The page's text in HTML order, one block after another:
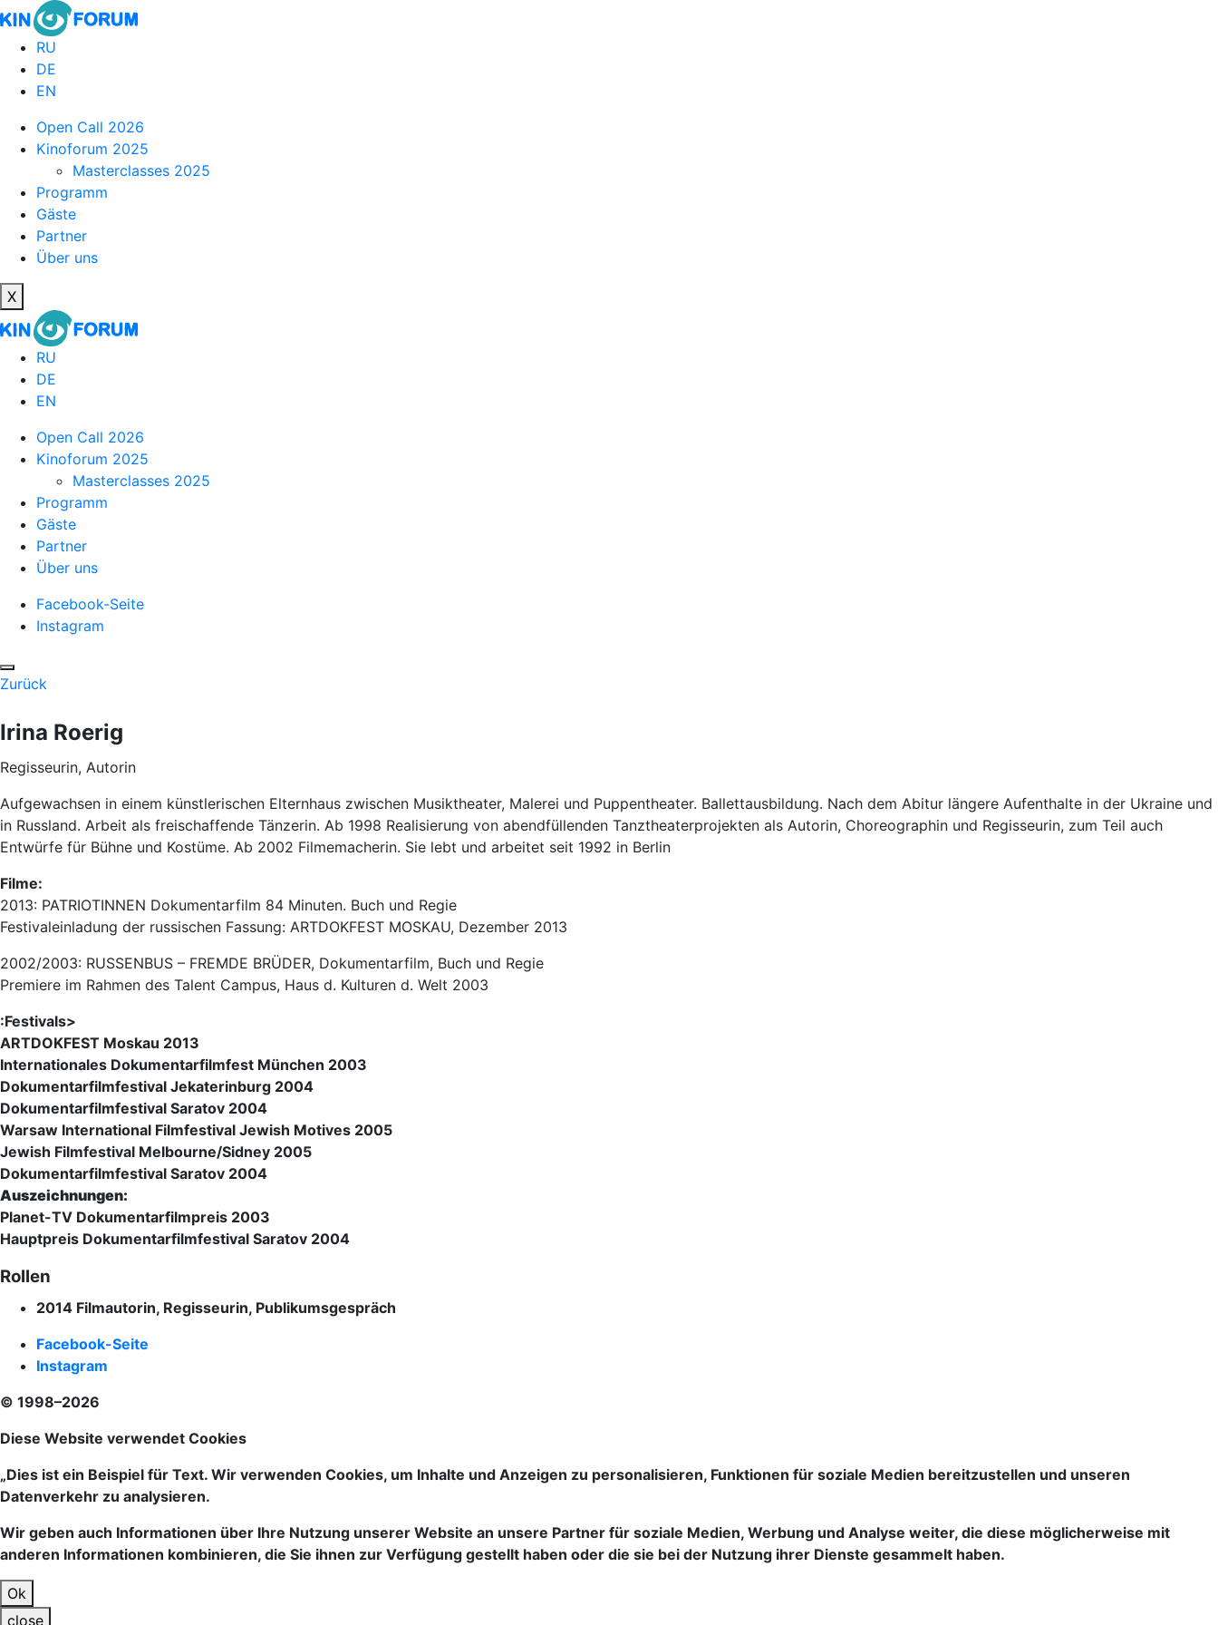
RU
DE
EN
Open Call 2026
Kinoforum 2025
Masterclasses 2025
Programm
Gäste
Partner
Über uns
X
RU
DE
EN
Open Call 2026
Kinoforum 2025
Masterclasses 2025
Programm
Gäste
Partner
Über uns
Facebook-Seite
Instagram
Zurück
Irina Roerig
Regisseurin, Autorin
Aufgewachsen in einem künstlerischen Elternhaus zwischen Musiktheater, Malerei und Puppentheater. Ballettausbildung. Nach dem Abitur längere Aufenthalte in der Ukraine und
in Russland. Arbeit als freischaffende Tänzerin. Ab 1998 Realisierung von abendfüllenden Tanztheaterprojekten als Autorin, Choreographin und Regisseurin, zum Teil auch
Entwürfe für Bühne und Kostüme. Ab 2002 Filmemacherin. Sie lebt und arbeitet seit 1992 in Berlin
Filme:
2013: PATRIOTINNEN Dokumentarfilm 84 Minuten. Buch und Regie
Festivaleinladung der russischen Fassung: ARTDOKFEST MOSKAU, Dezember 2013
2002/2003: RUSSENBUS – FREMDE BRÜDER, Dokumentarfilm, Buch und Regie
Premiere im Rahmen des Talent Campus, Haus d. Kulturen d. Welt 2003
:Festivals>
ARTDOKFEST Moskau 2013
Internationales Dokumentarfilmfest München 2003
Dokumentarfilmfestival Jekaterinburg 2004
Dokumentarfilmfestival Saratov 2004
Warsaw International Filmfestival Jewish Motives 2005
Jewish Filmfestival Melbourne/Sidney 2005
Dokumentarfilmfestival Saratov 2004
Auszeichnungen:
Planet-TV Dokumentarfilmpreis 2003
Hauptpreis Dokumentarfilmfestival Saratov 2004
Rollen
2014 Filmautorin, Regisseurin, Publikumsgespräch
Facebook-Seite
Instagram
© 1998–2026
Diese Website verwendet Cookies
„Dies ist ein Beispiel für Text. Wir verwenden Cookies, um Inhalte und Anzeigen zu personalisieren, Funktionen für soziale Medien bereitzustellen und unseren
Datenverkehr zu analysieren.
Wir geben auch Informationen über Ihre Nutzung unserer Website an unsere Partner für soziale Medien, Werbung und Analyse weiter, die diese möglicherweise mit
anderen Informationen kombinieren, die Sie ihnen zur Verfügung gestellt haben oder die sie bei der Nutzung ihrer Dienste gesammelt haben.
Ok
close